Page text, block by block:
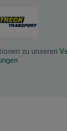
zu unseren